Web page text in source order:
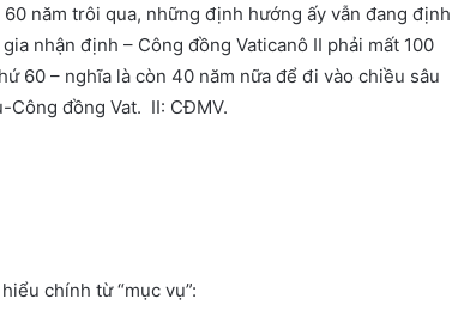
năm trôi qua, những định hướng ấy vẫn đang định
nhận định – Công đồng Vaticanô II phải mất 100
60 – nghĩa là còn 40 năm nữa để đi vào chiều sâu
Công đồng Vat. II: CĐMV.
chính từ “mục vụ”: